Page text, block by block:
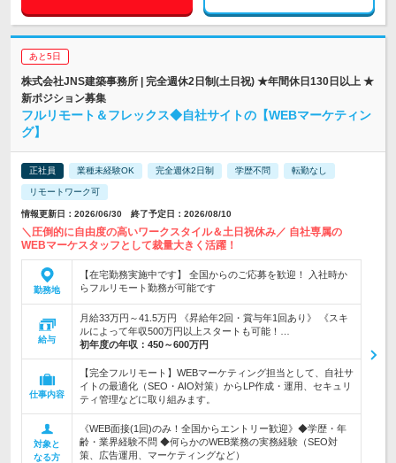
あと5日
株式会社JNS建築事務所 | 完全週休2日制(土日祝) ★年間休日130日以上 ★
新ポジション募集
フルリモート＆フレックス◆自社サイトの【WEBマーケティン
グ】
正社員 業種未経験OK 完全週休2日制 学歴不問 転勤なし
リモートワーク可
情報更新日：2026/06/30 終了予定日：2026/08/10
＼圧倒的に自由度の高いワークスタイル＆土日祝休み／ 自社専属の
WEBマーケスタッフとして裁量大きく活躍！
勤務地
【在宅勤務実施中です】 全国からのご応募を歓迎！ 入社時か
らフルリモート勤務が可能です
給与
月給33万円～41.5万円 《昇給年2回・賞与年1回あり》 《スキ
ルによって年収500万円以上スタートも可能！…
初年度の年収： 450～600万円
仕事内容
【完全フルリモート】WEBマーケティング担当として、自社サ
イトの最適化（SEO・AIO対策）からLP作成・運用、セキュリ
ティ管理などに取り組みます。
対象と
なる方
《WEB面接(1回)のみ！全国からエントリー歓迎》◆学歴・年
齢・業界経験不問 ◆何らかのWEB業務の実務経験（SEO対
策、広告運用、マーケティングなど）